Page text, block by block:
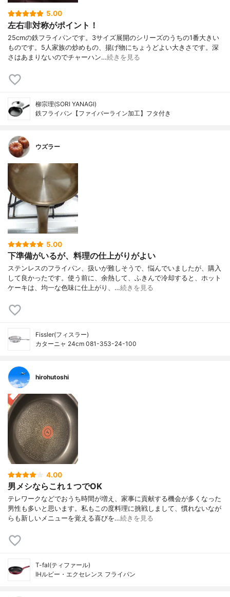
5.00
左右非対称がポイント！
25cmの鉄フライパンです。3サイズ展開のシリーズのうちの1番大きい
ものです。5人家族の炒めもの、揚げ物にちょうどよい大きさです。深
さはあまりないのでチャーハン…続きを見る
柳宗理(SORI YANAGI)
鉄フライパン【ファイバーライン加工】フタ付き
ウズラー
5.00
下準備がいるが、料理の仕上がりがよい
ステンレスのフライパン、扱いが難しそうで、悩んでいましたが、購入
して良かったです。使う前に、余熱して、ふきんで冷却すると、ホット
ケーキは、均一な色味に仕上がり、…続きを見る
Fissler(フィスラー)
カターニャ 24cm 081-353-24-100
hirohutoshi
4.00
男メシならこれ１つでOK
テレワークなどでおうち時間が増え、家事に貢献する機会が多くなった
男性も多いと思います。私もこの度料理に挑戦しまして、慣れないなが
らも新しいメニューを覚える喜びを…続きを見る
T-fal(ティファール)
IHルビー・エクセレンス フライパン